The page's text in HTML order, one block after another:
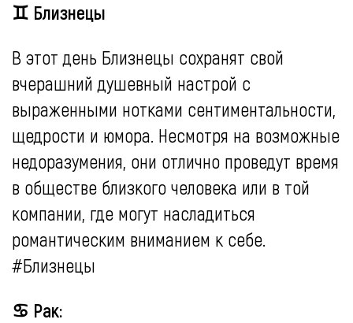
♊ Близнецы
В этот день Близнецы сохранят свой
вчерашний душевный настрой с
выраженными нотками сентиментальности,
щедрости и юмора. Несмотря на возможные
недоразумения, они отлично проведут время
в обществе близкого человека или в той
компании, где могут насладиться
романтическим вниманием к себе.
#Близнецы
♋ Рак: